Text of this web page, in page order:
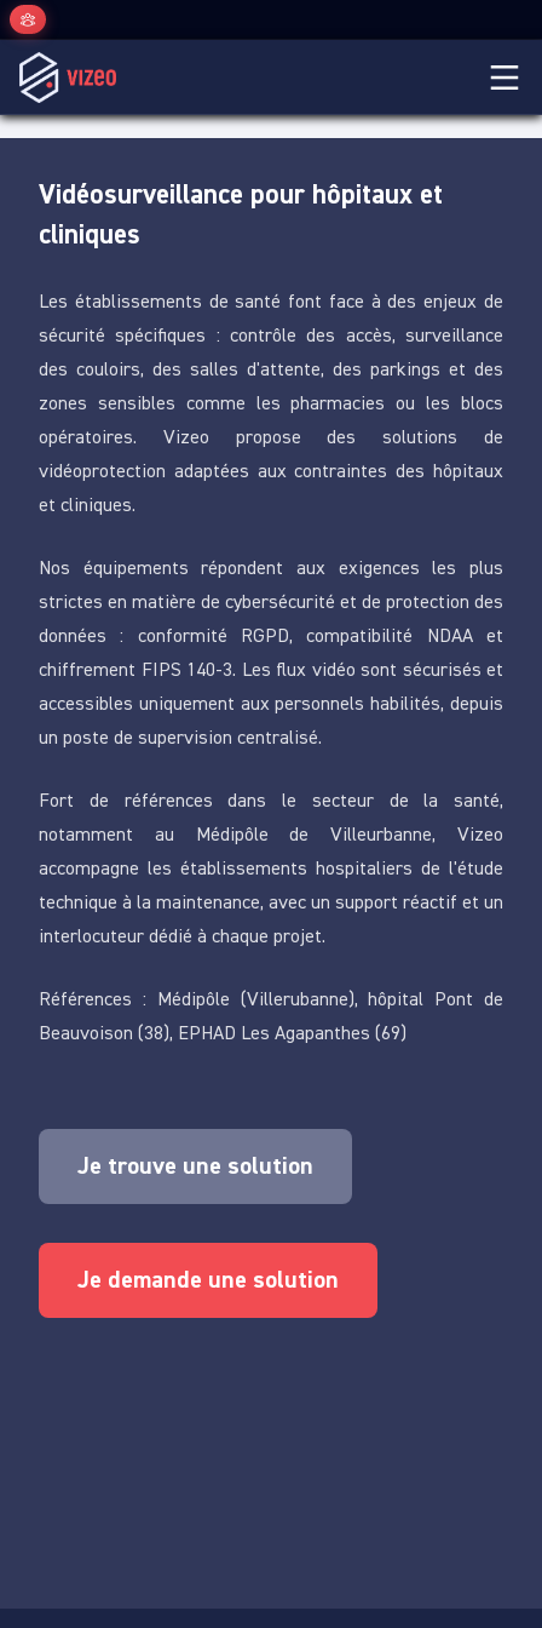
Vidéosurveillance pour hôpitaux et
cliniques
Les établissements de santé font face à des enjeux de
sécurité spécifiques : contrôle des accès, surveillance
des couloirs, des salles d'attente, des parkings et des
zones sensibles comme les pharmacies ou les blocs
opératoires. Vizeo propose des solutions de
vidéoprotection adaptées aux contraintes des hôpitaux
et cliniques.
Nos équipements répondent aux exigences les plus
strictes en matière de cybersécurité et de protection des
données : conformité RGPD, compatibilité NDAA et
chiffrement FIPS 140-3. Les flux vidéo sont sécurisés et
accessibles uniquement aux personnels habilités, depuis
un poste de supervision centralisé.
Fort de références dans le secteur de la santé,
notamment au Médipôle de Villeurbanne, Vizeo
accompagne les établissements hospitaliers de l'étude
technique à la maintenance, avec un support réactif et un
interlocuteur dédié à chaque projet.
Références : Médipôle (Villerubanne), hôpital Pont de
Beauvoison (38), EPHAD Les Agapanthes (69)
Je trouve une solution
Je demande une solution